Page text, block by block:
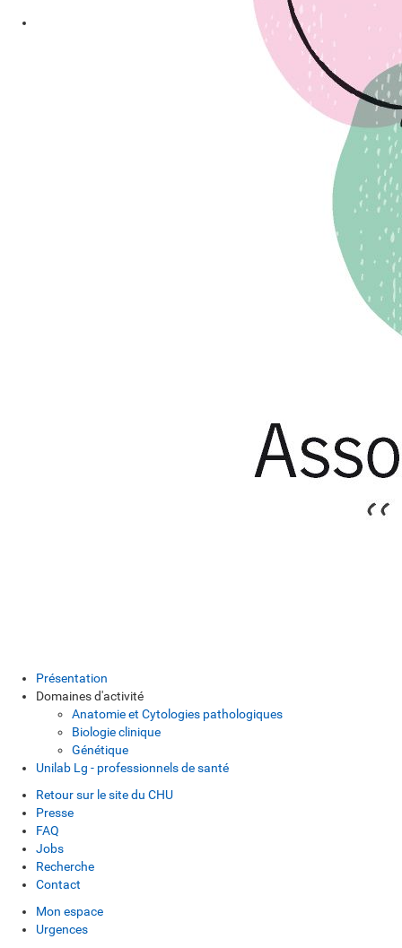
Présentation
Domaines d'activité
Anatomie et Cytologies pathologiques
Biologie clinique
Génétique
Unilab Lg - professionnels de santé
Retour sur le site du CHU
Presse
FAQ
Jobs
Recherche
Contact
Mon espace
Urgences